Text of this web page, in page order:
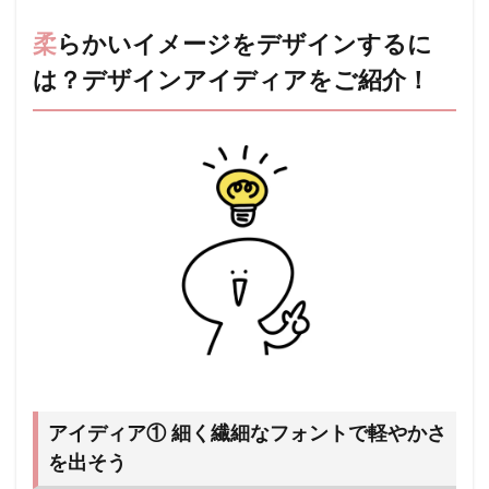
柔らかいイメージをデザインするに
は？デザインアイディアをご紹介！
アイディア① 細く繊細なフォントで軽やかさ
を出そう